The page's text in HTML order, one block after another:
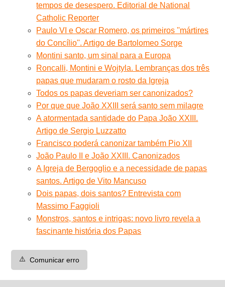
tempos de desespero. Editorial de National
Catholic Reporter
Paulo VI e Oscar Romero, os primeiros ''mártires
do Concílio''. Artigo de Bartolomeo Sorge
Montini santo, um sinal para a Europa
Roncalli, Montini e Wojtyla. Lembranças dos três
papas que mudaram o rosto da Igreja
Todos os papas deveriam ser canonizados?
Por que que João XXIII será santo sem milagre
A atormentada santidade do Papa João XXIII.
Artigo de Sergio Luzzatto
Francisco poderá canonizar também Pio XII
João Paulo II e João XXIII. Canonizados
A Igreja de Bergoglio e a necessidade de papas
santos. Artigo de Vito Mancuso
Dois papas, dois santos? Entrevista com
Massimo Faggioli
Monstros, santos e intrigas: novo livro revela a
fascinante história dos Papas
⚠️ Comunicar erro